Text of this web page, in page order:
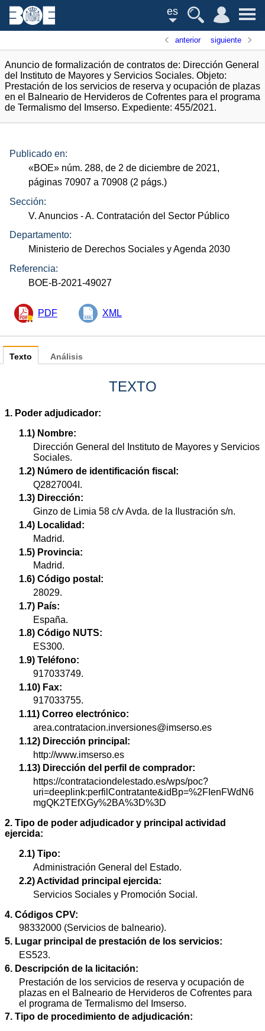
es
anterior siguiente
Anuncio de formalización de contratos de: Dirección General
del Instituto de Mayores y Servicios Sociales. Objeto:
Prestación de los servicios de reserva y ocupación de plazas
en el Balneario de Hervideros de Cofrentes para el programa
de Termalismo del Imserso. Expediente: 455/2021.
Publicado en:
«BOE» núm. 288, de 2 de diciembre de 2021,
páginas 70907 a 70908 (2 págs.)
Sección:
V. Anuncios - A. Contratación del Sector Público
Departamento:
Ministerio de Derechos Sociales y Agenda 2030
Referencia:
BOE-B-2021-49027
PDF XML
Texto
TEXTO
1. Poder adjudicador:
1.1) Nombre:
Dirección General del Instituto de Mayores y Servicios
Sociales.
1.2) Número de identificación fiscal:
Q2827004I.
1.3) Dirección:
Ginzo de Limia 58 c/v Avda. de la Ilustración s/n.
1.4) Localidad:
Madrid.
1.5) Provincia:
Madrid.
1.6) Código postal:
28029.
1.7) País:
España.
1.8) Código NUTS:
ES300.
1.9) Teléfono:
917033749.
1.10) Fax:
917033755.
1.11) Correo electrónico:
area.contratacion.inversiones@imserso.es
1.12) Dirección principal:
http://www.imserso.es
1.13) Dirección del perfil de comprador:
https://contrataciondelestado.es/wps/poc?
uri=deeplink:perfilContratante&idBp=%2FIenFWdN6
mgQK2TEfXGy%2BA%3D%3D
2. Tipo de poder adjudicador y principal actividad
ejercida:
2.1) Tipo:
Administración General del Estado.
2.2) Actividad principal ejercida:
Servicios Sociales y Promoción Social.
4. Códigos CPV:
98332000 (Servicios de balneario).
5. Lugar principal de prestación de los servicios:
ES523.
6. Descripción de la licitación:
Prestación de los servicios de reserva y ocupación de
plazas en el Balneario de Hervideros de Cofrentes para
el programa de Termalismo del Imserso.
7. Tipo de procedimiento de adjudicación:
Análisis